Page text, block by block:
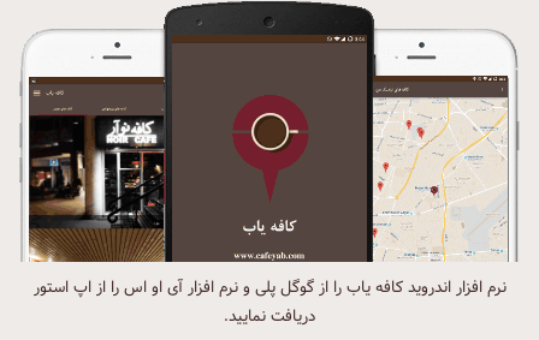
نرم افزار اندروید کافه یاب را از گوگل پلی و نرم افزار آی او اس را از اپ استور
دریافت نمایید.